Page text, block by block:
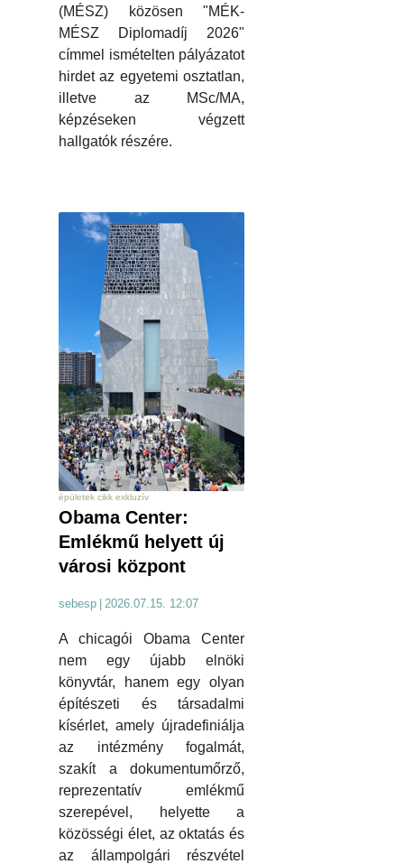
(MÉSZ) közösen "MÉK-
MÉSZ Diplomadíj 2026"
címmel ismételten pályázatot
hirdet az egyetemi osztatlan,
illetve az MSc/MA,
képzéseken végzett
hallgatók részére.
épületek cikk exkluzív
Obama Center:
Emlékmű helyett új
városi központ
sebesp | 2026.07.15. 12:07
A chicagói Obama Center
nem egy újabb elnöki
könyvtár, hanem egy olyan
építészeti és társadalmi
kísérlet, amely újradefiniálja
az intézmény fogalmát,
szakít a dokumentumőrző,
reprezentatív emlékmű
szerepével, helyette a
közösségi élet, az oktatás és
az állampolgári részvétel